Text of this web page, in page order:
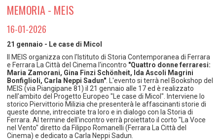
Coordinamento Provinciale Ferrarese Informagiovani
MEMORIA - MEIS
16-01-2026
21 gennaio - Le case di Micol
Il MEIS organizza con l'Istituto di Storia Contemporanea di Ferrara
e Ferrara La Città del Cinema l'incontro "Quattro donne ferraresi:
Maria Zamorani, Gina Finzi Schönheit, Ida Ascoli Magrini
Bonfiglioli, Carla Neppi Sadun" . L'evento si terrà nel Bookshop del
MEIS (via Piangipane 81) il 21 gennaio alle 17 ed è realizzato
nell'ambito del Progetto Europeo "Le case di Micol". Interviene lo
storico Piervittorio Milizia che presenterà le affascinanti storie di
queste donne, intrecciate tra loro e in dialogo con la Storia di
Ferrara. Al termine dell'incontro verrà proiettato il corto "La Voce
nel Vento" diretto da Filippo Romanelli (Ferrara La Città del
Cinema) e dedicato a Carla Neppi Sadun.